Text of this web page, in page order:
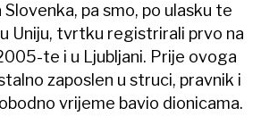
pa smo, po ulasku te
Uniju, tvrtku registrirali prvo na
te i u Ljubljani. Prije ovoga
zaposlen u struci, pravnik i
vrijeme bavio dionicama.